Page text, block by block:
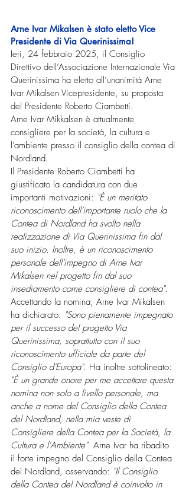
Arne Ivar Mikalsen è stato eletto Vice
Presidente di Via Querinissima!
Ieri, 24 febbraio 2025, il Consiglio
Direttivo dell’Associazione Internazionale Via
Querinissima ha eletto all’unanimità Arne
Ivar Mikalsen Vicepresidente, su proposta
del Presidente Roberto Ciambetti.
Arne Ivar Mikkalsen è attualmente
consigliere per la società, la cultura e
l'ambiente presso il consiglio della contea di
Nordland.
Il Presidente Roberto Ciambetti ha
giustificato la candidatura con due
importanti motivazioni: "È un meritato
riconoscimento dell'importante ruolo che la
Contea di Nordland ha svolto nella
realizzazione di Via Querinissima fin dal
suo inizio. Inoltre, è un riconoscimento
personale dell'impegno di Arne Ivar
Mikalsen nel progetto fin dal suo
insediamento come consigliere di contea".
Accettando la nomina, Arne Ivar Mikalsen
ha dichiarato: "Sono pienamente impegnato
per il successo del progetto Via
Querinissima, soprattutto con il suo
riconoscimento ufficiale da parte del
Consiglio d'Europa". Ha inoltre sottolineato:
"È un grande onore per me accettare questa
nomina non solo a livello personale, ma
anche a nome del Consiglio della Contea
del Nordland, nella mia veste di
Consigliere della Contea per la Società, la
Cultura e l'Ambiente". Arne Ivar ha ribadito
il forte impegno del Consiglio della Contea
del Nordland, osservando: "Il Consiglio
della Contea del Nordland è coinvolto in